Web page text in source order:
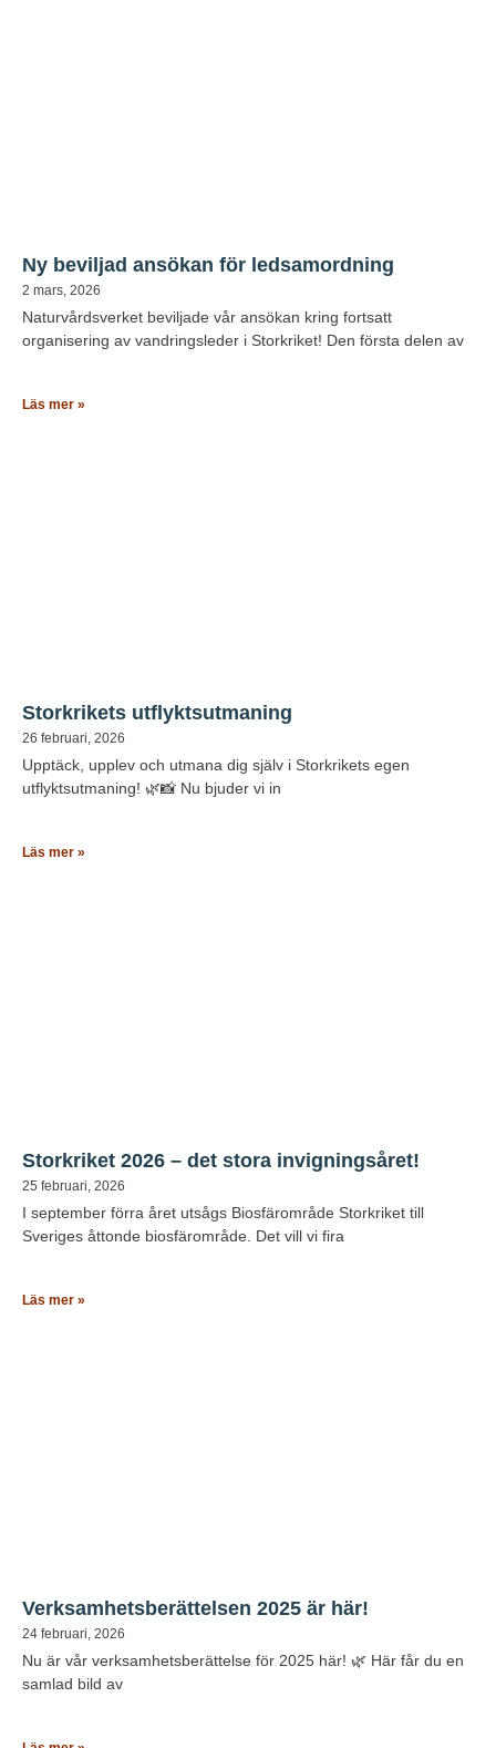
Ny beviljad ansökan för ledsamordning
2 mars, 2026
Naturvårdsverket beviljade vår ansökan kring fortsatt
organisering av vandringsleder i Storkriket! Den första delen av
Läs mer »
Storkrikets utflyktsutmaning
26 februari, 2026
Upptäck, upplev och utmana dig själv i Storkrikets egen
utflyktsutmaning! 🌿📸 Nu bjuder vi in
Läs mer »
Storkriket 2026 – det stora invigningsåret!
25 februari, 2026
I september förra året utsågs Biosfärområde Storkriket till
Sveriges åttonde biosfärområde. Det vill vi fira
Läs mer »
Verksamhetsberättelsen 2025 är här!
24 februari, 2026
Nu är vår verksamhetsberättelse för 2025 här! 🌿 Här får du en
samlad bild av